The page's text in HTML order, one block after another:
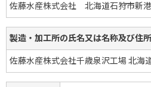
佐藤水産株式会社 北海道石狩市新
製造・加工所の氏名又は名称及び住所
佐藤水産株式会社千歳泉沢工場 北海